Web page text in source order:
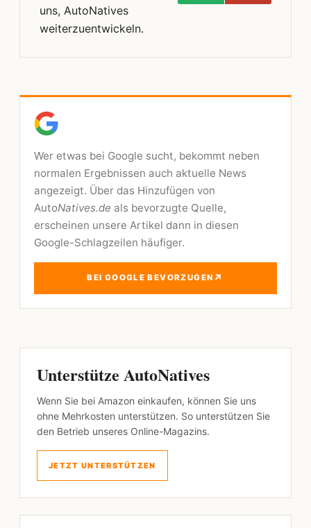
uns, AutoNatives
weiterzuentwickeln.
Wer etwas bei Google sucht, bekommt neben
normalen Ergebnissen auch aktuelle News
angezeigt. Über das Hinzufügen von
AutoNatives.de als bevorzugte Quelle,
erscheinen unsere Artikel dann in diesen
Google-Schlagzeilen häufiger.
BEI GOOGLE BEVORZUGEN ↗
Unterstütze AutoNatives
Wenn Sie bei Amazon einkaufen, können Sie uns
ohne Mehrkosten unterstützen. So unterstützen Sie
den Betrieb unseres Online-Magazins.
JETZT UNTERSTÜTZEN